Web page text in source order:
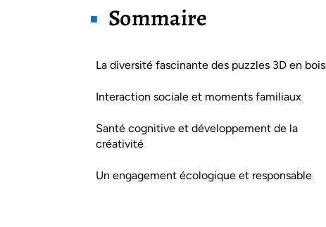
Sommaire
La diversité fascinante des puzzles 3D en bois
Interaction sociale et moments familiaux
Santé cognitive et développement de la
créativité
Un engagement écologique et responsable